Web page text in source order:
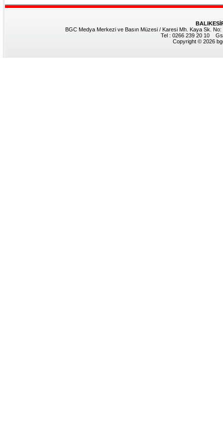
BGC Medya Merkezi ve Basın Müzesi / Karesi Mh. Kaya Sk.
Tel : 0266 239 20 10
Copyright © 2026